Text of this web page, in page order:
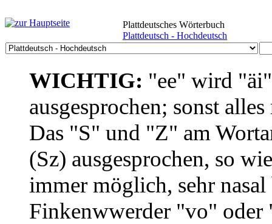
Plattdeutsches Wörterbuch
Plattdeutsch - Hochdeutsch
WICHTIG: "ee" wird
ausgesprochen; sonst
Das "S" und "Z" am
(Sz) ausgesprochen, so
immer möglich, sehr
Finkenwwerder "vo"